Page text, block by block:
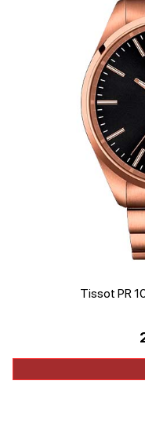
Tissot PR